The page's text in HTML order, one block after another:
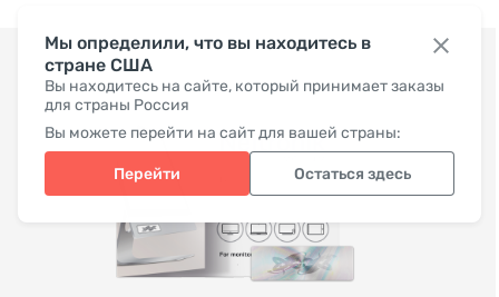
Мы определили, что вы находитесь в
стране США
Вы находитесь на сайте, который принимает заказы
для страны Россия
Вы можете перейти на сайт для вашей страны:
Перейти Остаться здесь